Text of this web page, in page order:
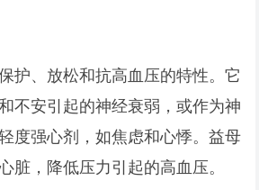
护、放松和抗高血压的特性。它
不安引起的神经衰弱，或作为神
度强心剂，如焦虑和心悸。益母
脏，降低压力引起的高血压。